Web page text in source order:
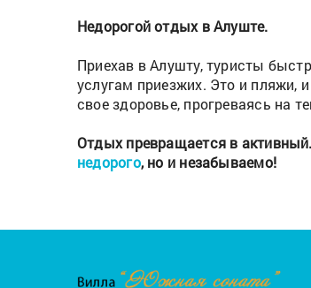
Недорогой отдых в Алуште.
Приехав в Алушту, туристы
услугам приезжих. Это и пляжи,
свое здоровье, прогреваясь на
Отдых превращается в
недорого, но и незабываемо!